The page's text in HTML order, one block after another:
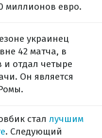
миллионов евро.
украинец
42 матча, в
и отдал четыре
Он является
стал лучшим
. Следующий